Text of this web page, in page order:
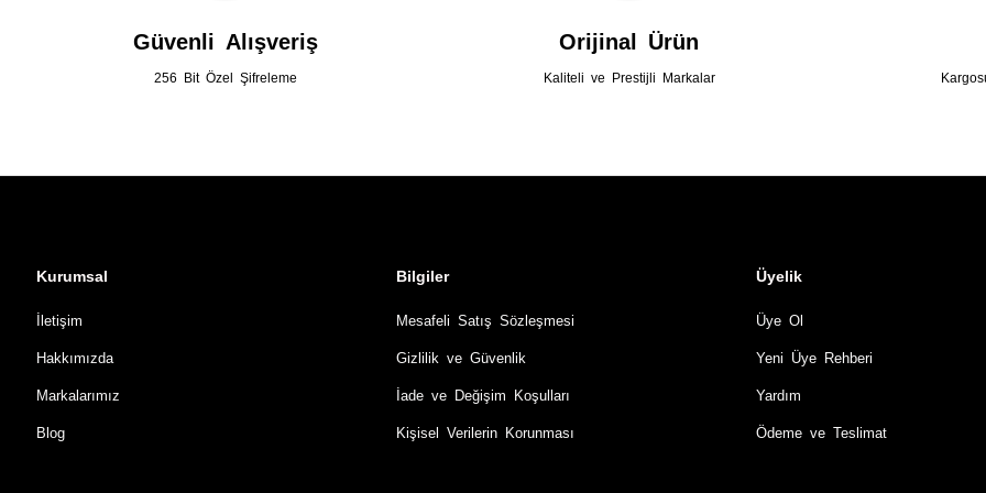
Güvenli Alışveriş
256 Bit Özel Şifreleme
Orijinal Ürün
Kaliteli ve Prestijli Markalar
Kurumsal
İletişim
Hakkımızda
Markalarımız
Blog
Bilgiler
Mesafeli Satış Sözleşmesi
Gizlilik ve Güvenlik
İade ve Değişim Koşulları
Kişisel Verilerin Korunması
Üyelik
Üye Ol
Yeni Üye Rehberi
Yardım
Ödeme ve Teslimat